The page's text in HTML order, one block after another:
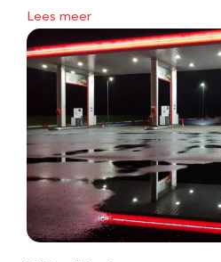
Lees meer